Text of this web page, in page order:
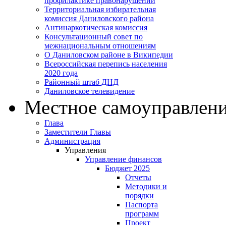
Территориальная избирательная
комиссия Даниловского района
Антинаркотическая комиссия
Консультационный совет по
межнациональным отношениям
О Даниловском районе в Википедии
Всероссийская перепись населения
2020 года
Районный штаб ДНД
Даниловское телевидение
Местное
Глава
Заместители Главы
Администрация
Управления
Управление финансов
Бюджет 2025
Отчеты
Методики и
порядки
Паспорта
программ
Проект